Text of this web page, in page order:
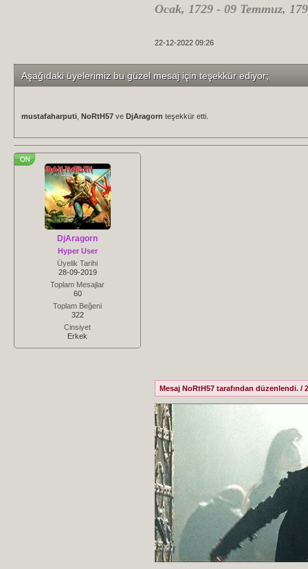
Ocak, 1729 - 09 Temmuz,
22-12-2022 09:26
Aşağıdaki üyelerimiz bu güzel mesaj için teşekkür ediyor;
mustafaharputi NoRtH57 ve DjAragorn teşekkür etti.
DjAragorn
Hyper User
Üyelik Tarihi
28-09-2019
Toplam Mesajlar
60
Toplam Beğeni
322
Cinsiyet
Erkek
Mesaj NoRtH57 tarafından düzenlendi. /